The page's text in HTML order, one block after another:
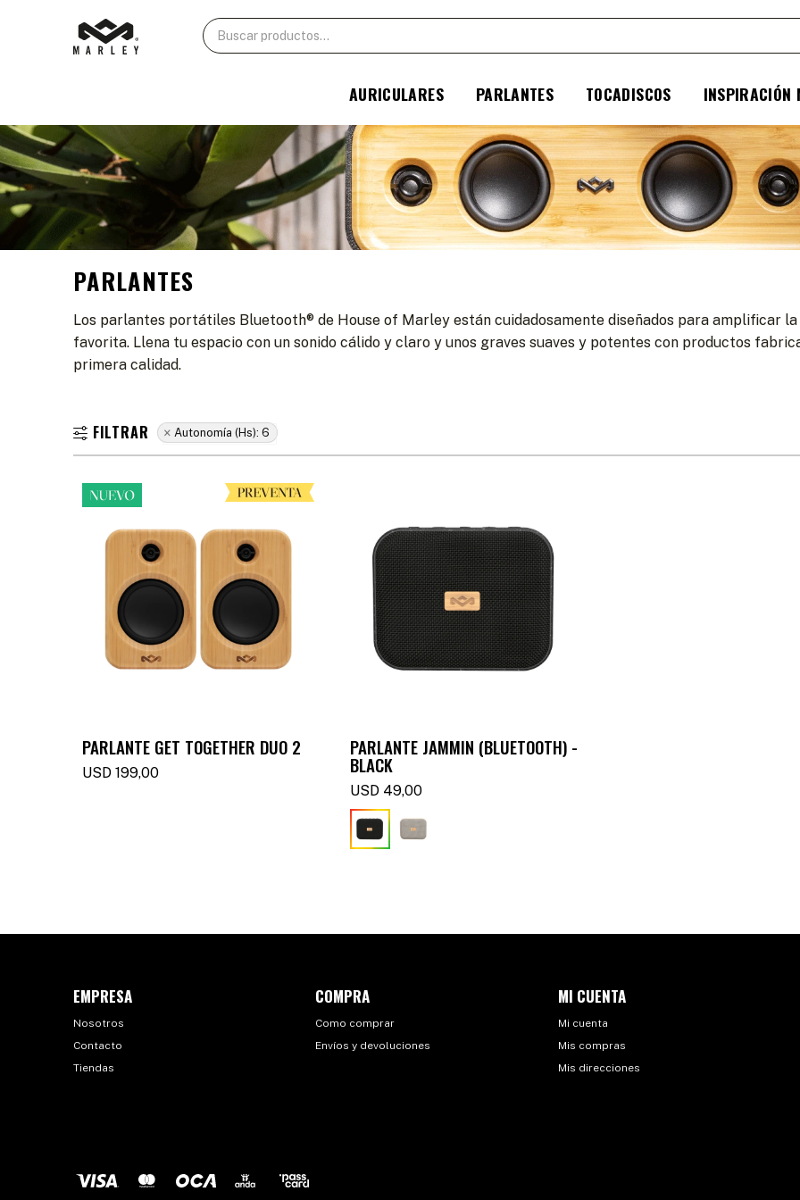
AURICULARES PARLANTES TOCADISCOS INSPIRACIÓN
PARLANTES
Los parlantes portátiles Bluetooth® de House of Marley están cuidadosamente diseñados para amplificar
favorita. Llena tu espacio con un sonido cálido y claro y unos graves suaves y potentes con productos
primera calidad.
Autonomía (hs): 6
PARLANTE GET TOGETHER DUO 2
USD 199,00
PARLANTE JAMMIN (BLUETOOTH) -
BLACK
USD 49,00
EMPRESA
Nosotros
Contacto
Tiendas
COMPRA
Como comprar
Envíos y devoluciones
MI CUENTA
Mi cuenta
Mis compras
Mis direcciones